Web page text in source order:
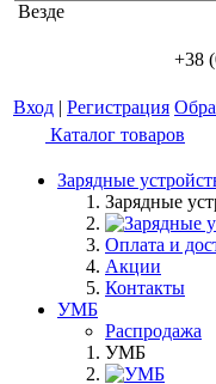
Везде
+38
Вход | Регистрация
Каталог товаров
Зарядные
Зарядные
Оплата и
Акции
Контакты
УМБ
Распродажа
УМБ